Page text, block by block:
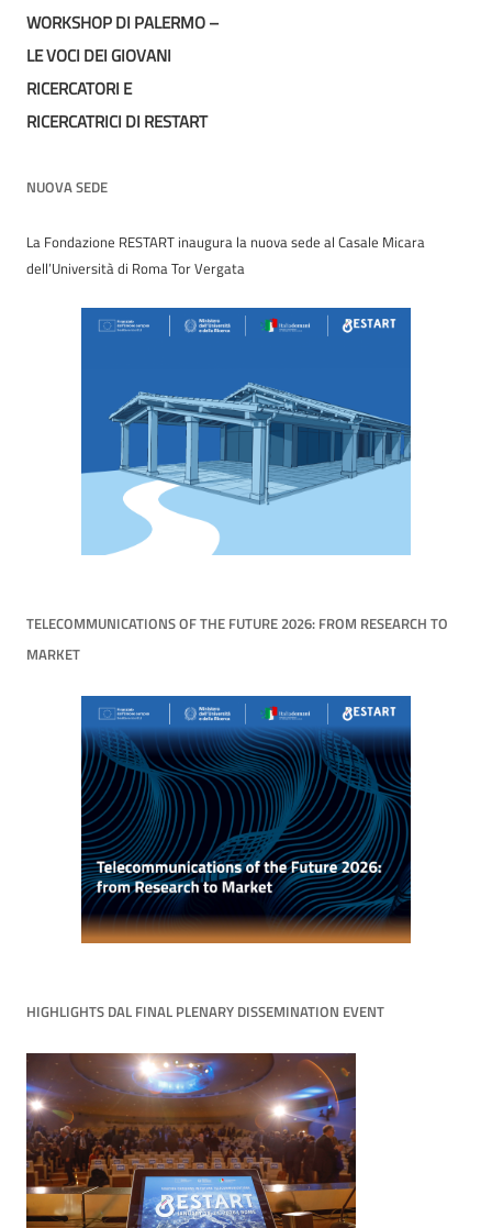
WORKSHOP DI PALERMO –
LE VOCI DEI GIOVANI
RICERCATORI E
RICERCATRICI DI RESTART
NUOVA SEDE
La Fondazione RESTART inaugura la nuova sede al Casale Micara
dell’Università di Roma Tor Vergata
TELECOMMUNICATIONS OF THE FUTURE 2026: FROM RESEARCH TO
MARKET
HIGHLIGHTS DAL FINAL PLENARY DISSEMINATION EVENT